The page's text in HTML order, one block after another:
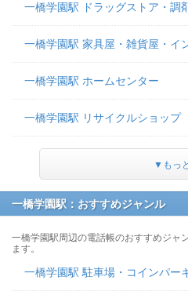
一橋学園駅 ドラッグストア・調
一橋学園駅 家具屋・雑貨屋・イ
一橋学園駅 ホームセンター
一橋学園駅 リサイクルショップ
▼もっ
一橋学園駅：おすすめジャンル
一橋学園駅周辺の電話帳のおすすめジャ
ます。
一橋学園駅 駐車場・コインパー